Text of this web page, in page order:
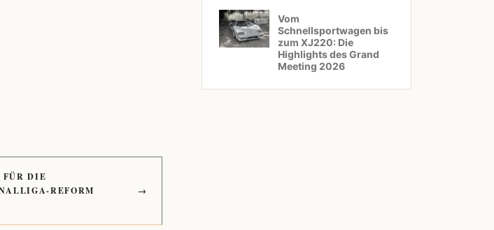
FÜR DIE
REFORM
→
Vom
Schnellsportwagen bis
zum XJ220: Die
Highlights des Grand
Meeting 2026